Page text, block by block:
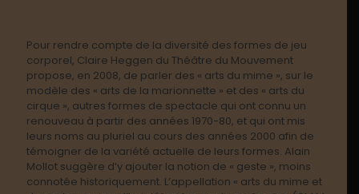
Pour rendre compte de la diversité des formes de jeu
corporel, Claire Heggen du Théâtre du Mouvement
propose, en 2008, de parler des « arts du mime », sur le
modèle des « arts de la marionnette » et des « arts du
cirque », autres formes de spectacle qui ont connu un
renouveau à partir des années 1970-80, et qui ont mis
leurs noms au pluriel au cours des années 2000 afin de
témoigner de la variété actuelle de leurs formes. Alain
Mollot suggère d’y ajouter la notion de « geste », moins
connotée historiquement. L’appellation « arts du mime et